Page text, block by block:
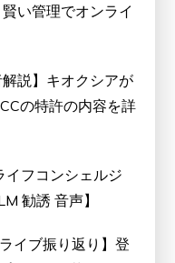
い管理でオンライ
解説】キオクシアが
の特許の内容を詳
イフコンシェルジ
勧誘 音声】
イブ振り返り】登